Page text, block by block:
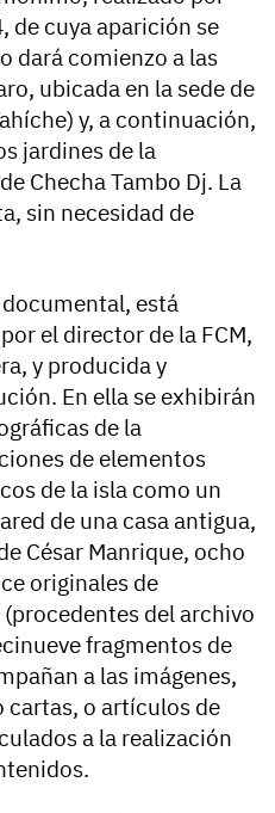
de cuya aparición se
dará comienzo a las
ubicada en la sede de
y, a continuación,
jardines de la
Checha Tambo Dj. La
sin necesidad de
está
el director de la FCM,
y producida y
En ella se exhibirán
de la
de elementos
de la isla como un
de una casa antigua,
César Manrique, ocho
originales de
del archivo
fragmentos de
a las imágenes,
o artículos de
a la realización